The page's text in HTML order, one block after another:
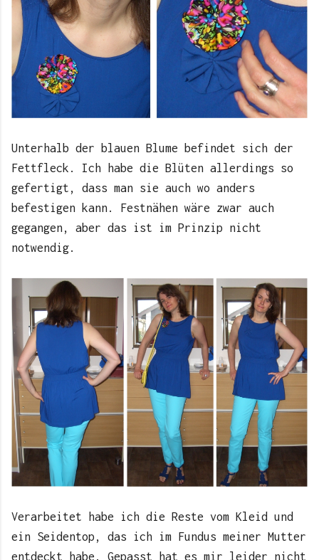
Unterhalb der blauen Blume befindet sich der
Fettfleck. Ich habe die Blüten allerdings so
gefertigt, dass man sie auch wo anders
befestigen kann. Festnähen wäre zwar auch
gegangen, aber das ist im Prinzip nicht
notwendig.
Verarbeitet habe ich die Reste vom Kleid und
ein Seidentop, das ich im Fundus meiner Mutter
entdeckt habe. Gepasst hat es mir leider nicht